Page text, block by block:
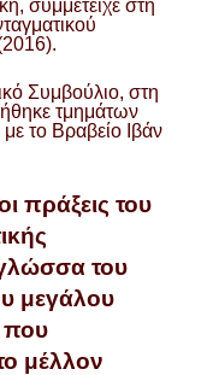
συμμετείχε στη
Συμβούλιο, στη
τμημάτων
το Βραβείο Ιβάν
πράξεις του
του
μεγάλου
που
μέλλον